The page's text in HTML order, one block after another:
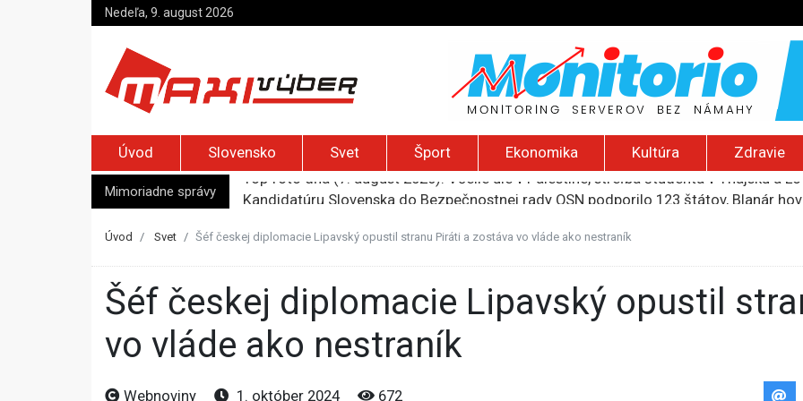
Nedeľa, 9. august 2026
Úvod Slovensko Svet Šport Ekonomika Kultúra Zdravie
Mimoriadne správy
Top foto dňa (7. august 2026): Včelie úle v Palestíne, streľba študenta v Thajsku a
Kandidatúru Slovenska do Bezpečnostnej rady OSN podporilo 123 štátov, Blanár
Pápež Lev XIV. sa vo Francúzsku stretne s obeťami sexuálneho zneužívania kňazmi
Úvod Svet Šéf českej diplomacie Lipavský opustil stranu Piráti a zostáva vo vláde ako nestraník
Šéf českej diplomacie Lipavský opustil stranu Piráti a zostáva
vo vláde ako nestraník
Webnoviny 1. október 2024 672